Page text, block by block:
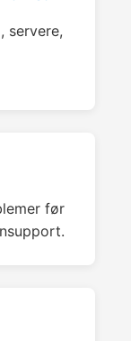
servere,
før